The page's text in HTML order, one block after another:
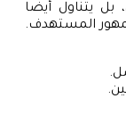
يتناول أيضًا
المستهدف.